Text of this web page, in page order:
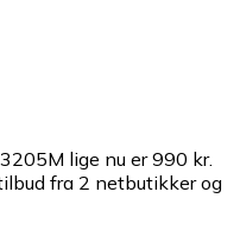
lige nu er 990 kr.
fra 2 netbutikker og